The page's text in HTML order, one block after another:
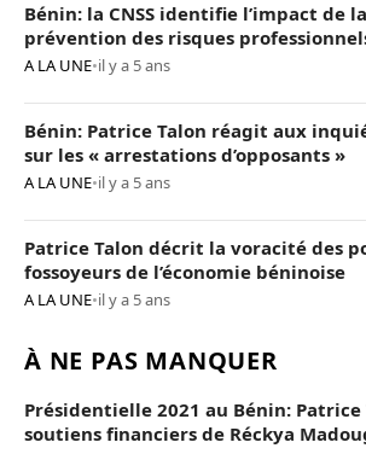
Bénin: la CNSS identifie l’impact de
prévention des risques
A LA UNE•il y a 5 ans
Bénin: Patrice Talon réagit aux
sur les « arrestations d’opposants »
A LA UNE•il y a 5 ans
Patrice Talon décrit la voracité des
fossoyeurs de l’économie béninoise
A LA UNE•il y a 5 ans
À NE PAS MANQUER
Présidentielle 2021 au Bénin:
soutiens financiers de Réckya